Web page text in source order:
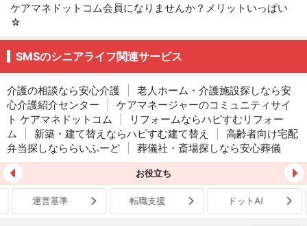
ケアマネドットコム会員になりませんか？メリットいっぱい
☆
SMSのシニアライフ関連サービス
介護の相談なら安心介護
老人ホーム・介護施設探しなら安
心介護紹介センター
ケアマネージャーのコミュニティサイ
ト ケアマネドットコム
リフォームならハピすむリフォー
ム
新築・建て替えならハピすむ建て替え
高齢者向け宅配
弁当探しなららいふーど
葬儀社・斎場探しなら安心葬儀
お役立ち
運営基準 転職支援 ドットAI